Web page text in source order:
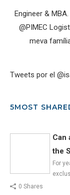
Engineer &
@PIMEC
meva
Tweets por el
5MOST
Can
the
For
0 Shares